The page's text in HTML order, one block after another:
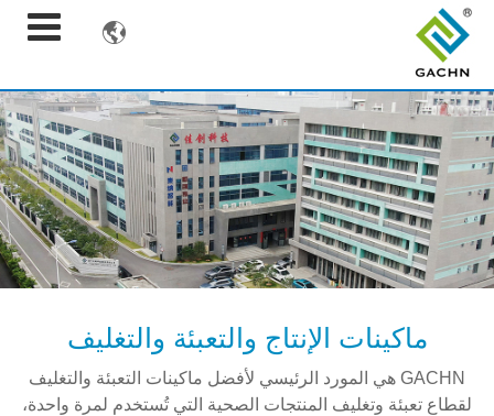

ماكينات الإنتاج والتعبئة والتغليف
GACHN هي المورد الرئيسي لأفضل ماكينات التعبئة والتغليف
لقطاع تعبئة وتغليف المنتجات الصحية التي تُستخدم لمرة واحدة،